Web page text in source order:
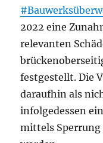
2022 eine
relevanten
festgestellt. Die
daraufhin als
infolgedessen
mittels Sperrung